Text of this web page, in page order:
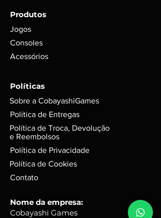
funcionamento em foto;
Para itens mais novos, não é
digitais foram ou não foram
utilizados. Exemplo: códigos, DLC’s
selo de garantia intacto;
Alguns produtos podem possui
riscos e sinais do tempo, mas
jogos em disco, podem possuir
performance do jogo.
Caixas e Embalagens:
Podem possuir pequenas avarias,
Produtos
Jogos
Consoles
Acessórios
Políticas
Sobre a CobayashiGames
Política de Entregas
Política de Troca, Devolução
e Reembolsos
Política de Privacidade
Política de Cookies
Contato
Nome da empresa:
Cobayashi Games